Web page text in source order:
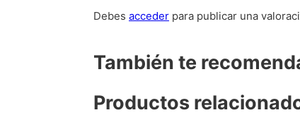
Debes acceder para publicar una
También te
Productos